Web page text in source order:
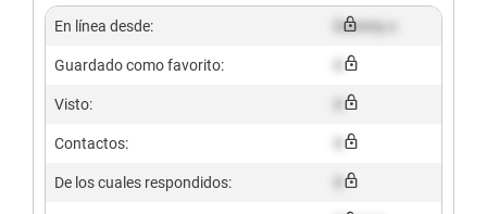
En línea desde: Dummy x
Guardado como favorito:
Visto:
Contactos:
De los cuales respondidos: